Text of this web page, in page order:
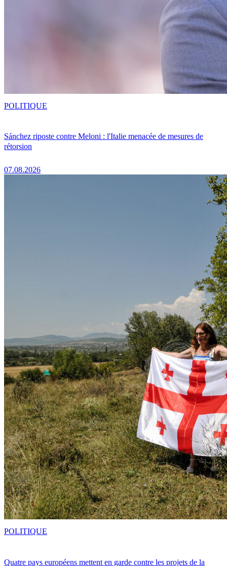
Sánchez riposte contre Meloni : l'Italie menacée de mesures de
rétorsion
07.08.2026
POLITIQUE
Quatre pays européens mettent en garde contre les projets de la
POLITIQUE